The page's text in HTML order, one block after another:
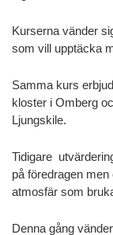
Kurserna vänder
som vill upptäcka
Samma kurs
kloster i Omberg
Ljungskile.
Tidigare
på föredragen
atmosfär som
Denna gång